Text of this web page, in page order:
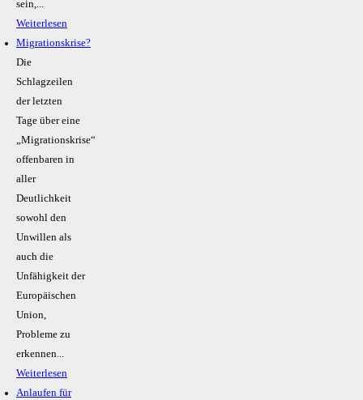
sein,...
Weiterlesen
Migrationskrise?
Die
Schlagzeilen
der letzten
Tage über eine
„Migrationskrise“
offenbaren in
aller
Deutlichkeit
sowohl den
Unwillen als
auch die
Unfähigkeit der
Europäischen
Union,
Probleme zu
erkennen...
Weiterlesen
Anlaufen für